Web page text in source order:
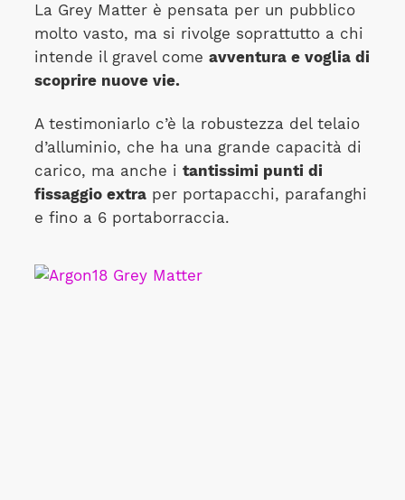
La Grey Matter è pensata per un pubblico
molto vasto, ma si rivolge soprattutto a chi
intende il gravel come avventura e voglia di
scoprire nuove vie.
A testimoniarlo c’è la robustezza del telaio
d’alluminio, che ha una grande capacità di
carico, ma anche i tantissimi punti di
fissaggio extraper portapacchi, parafanghi
e fino a 6 portaborraccia.